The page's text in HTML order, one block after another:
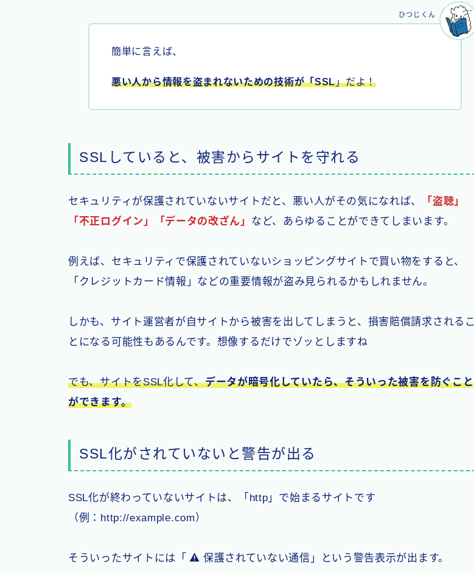
簡単に言えば、
悪い人から情報を盗まれないための技術が「SSL」だよ！
ひつじくん
SSLしていると、被害からサイトを守れる
セキュリティが保護されていないサイトだと、悪い人がその気になれば、
「盗聴」
「不正ログイン」「データの改ざん」 など、あらゆることができてしまいます。
例えば、セキュリティで保護されていないショッピングサイトで買い物をすると、
「クレジットカード情報」などの重要情報が盗み見られるかもしれません。
しかも、サイト運営者が自サイトから被害を出してしまうと、損害賠償請求されるこ
とになる可能性もあるんです。想像するだけでゾッとしますね
でも、サイトをSSL化して、データが暗号化していたら、そういった被害を防ぐこと
ができます。
SSL化がされていないと警告が出る
SSL化が終わっていないサイトは、「http」で始まるサイトです
（例：http://example.com）
そういったサイトには「 保護されていない通信」という警告表示が出ます。